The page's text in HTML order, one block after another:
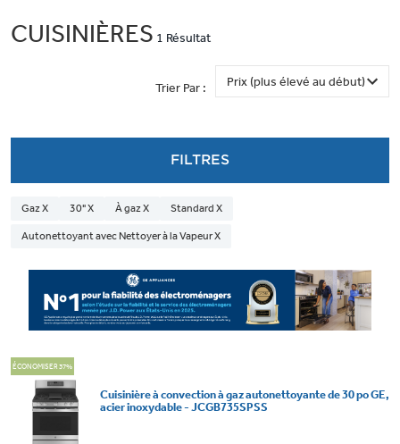
CUISINIÈRES 1 Résultat
Trier Par :
FILTRES
Gaz X 30" X À gaz X Standard X
Autonettoyant avec Nettoyer à la Vapeur X
ÉCONOMISER 37%
Cuisinière à convection à gaz autonettoyante de 30 po GE,
acier inoxydable - JCGB735SPSS